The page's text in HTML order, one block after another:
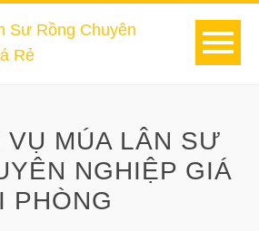
VỤ MÚA LÂN SƯ
NGHIỆP GIÁ
PHÒNG